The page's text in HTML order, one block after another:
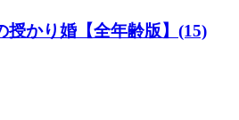
授かり婚【全年齢版】(15)